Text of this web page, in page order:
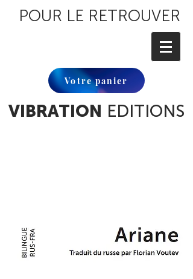
POUR LE RETROUVER
Votre panier
VIBRATION EDITIONS